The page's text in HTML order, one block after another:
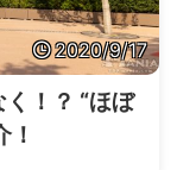
2020/9/17
！？ “ほぼ